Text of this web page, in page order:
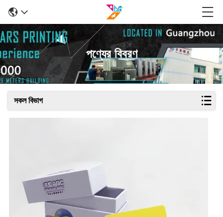
পণ্যের বিবরণ
সকল বিভাগ